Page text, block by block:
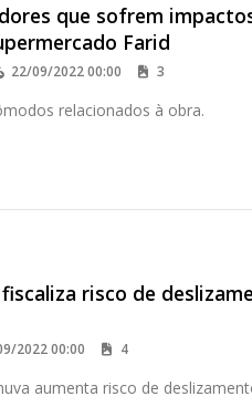
que sofrem
Farid
22/09/2022 00:00 3
relacionados à obra.
risco de
2022 00:00 4
aumenta risco de